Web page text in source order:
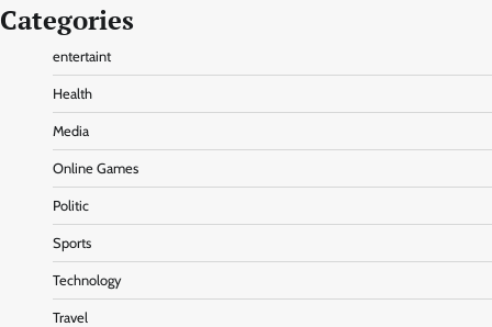
Categories
entertaint
Health
Media
Online Games
Politic
Sports
Technology
Travel